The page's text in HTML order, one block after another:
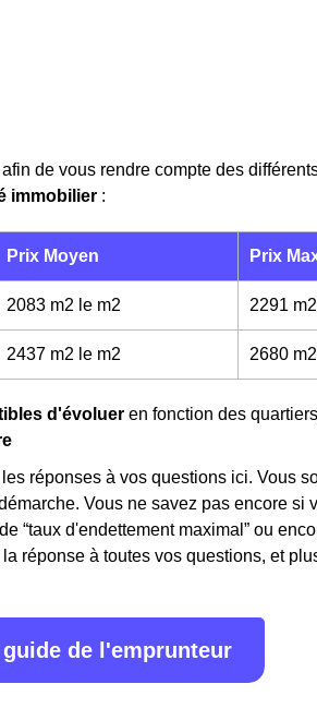
de vous rendre compte des
immobilier :
Prix Moyen Prix
2083 m2 le m2 2291
2437 m2 le m2 2680
d'évoluer en fonction des
réponses à vos questions ici. Vous
Vous ne savez pas encore si
“taux d'endettement maximal” ou
réponse à toutes vos questions, et
de l'emprunteur